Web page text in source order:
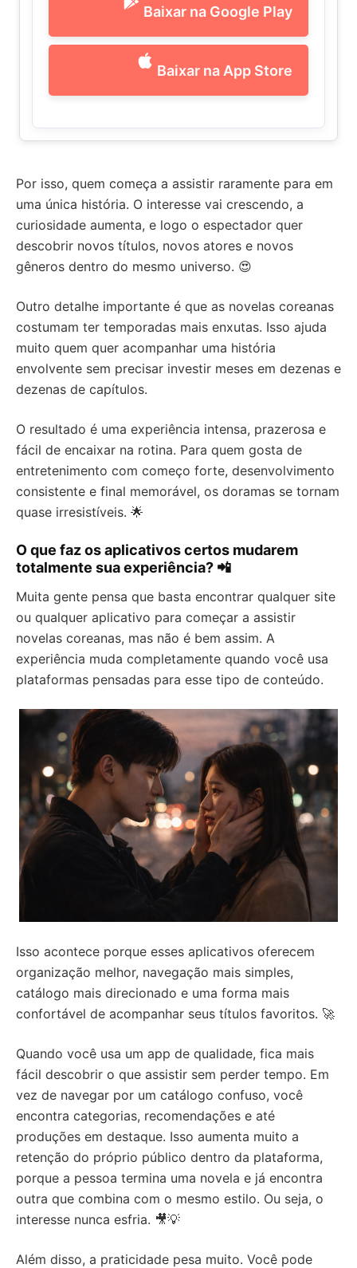
Baixar na Google Play
Baixar na App Store
Por isso, quem começa a assistir raramente para em
uma única história. O interesse vai crescendo, a
curiosidade aumenta, e logo o espectador quer
descobrir novos títulos, novos atores e novos
gêneros dentro do mesmo universo. 😍
Outro detalhe importante é que as novelas coreanas
costumam ter temporadas mais enxutas. Isso ajuda
muito quem quer acompanhar uma história
envolvente sem precisar investir meses em dezenas e
dezenas de capítulos.
O resultado é uma experiência intensa, prazerosa e
fácil de encaixar na rotina. Para quem gosta de
entretenimento com começo forte, desenvolvimento
consistente e final memorável, os doramas se tornam
quase irresistíveis. 🌟
O que faz os aplicativos certos mudarem
totalmente sua experiência? 📲
Muita gente pensa que basta encontrar qualquer site
ou qualquer aplicativo para começar a assistir
novelas coreanas, mas não é bem assim. A
experiência muda completamente quando você usa
plataformas pensadas para esse tipo de conteúdo.
Isso acontece porque esses aplicativos oferecem
organização melhor, navegação mais simples,
catálogo mais direcionado e uma forma mais
confortável de acompanhar seus títulos favoritos. 🚀
Quando você usa um app de qualidade, fica mais
fácil descobrir o que assistir sem perder tempo. Em
vez de navegar por um catálogo confuso, você
encontra categorias, recomendações e até
produções em destaque. Isso aumenta muito a
retenção do próprio público dentro da plataforma,
porque a pessoa termina uma novela e já encontra
outra que combina com o mesmo estilo. Ou seja, o
interesse nunca esfria. 🎥💡
Além disso, a praticidade pesa muito. Você pode